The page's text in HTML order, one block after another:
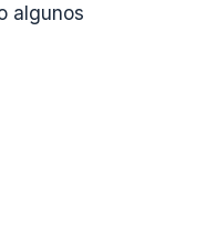
algunos